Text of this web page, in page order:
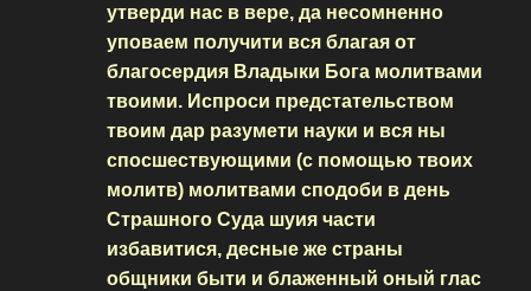
утверди нас в вере, да несомненно
уповаем получити вся благая от
благосердия Владыки Бога молитвами
твоими. Испроси предстательством
твоим дар разумети науки и вся ны
спосшествующими (с помощью твоих
молитв) молитвами сподоби в день
Страшного Суда шуия части
избавитися, десные же страны
общники быти и блаженный оный глас